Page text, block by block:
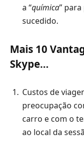
a “química”
sucedido.
Mais 10
Skype…
Custos de
preocupação
carro e com o
ao local da